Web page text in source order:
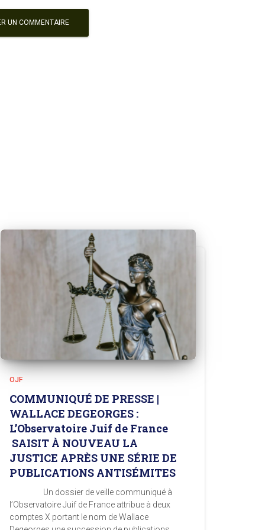
OJF
COMMUNIQUÉ DE PRESSE |
WALLACE DEGEORGES :
L’Observatoire Juif de France
SAISIT À NOUVEAU LA
JUSTICE APRÈS UNE SÉRIE DE
PUBLICATIONS ANTISÉMITES
Un dossier de veille communiqué à
l’Observatoire Juif de France attribue à deux
comptes X portant le nom de Wallace